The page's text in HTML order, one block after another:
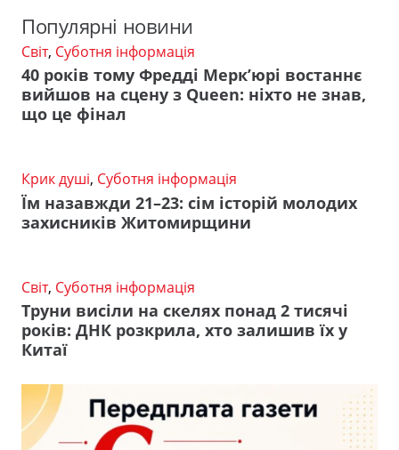
Популярні новини
Світ, Суботня інформація
40 років тому Фредді Мерк’юрі востаннє
вийшов на сцену з Queen: ніхто не знав,
що це фінал
Крик душі, Суботня інформація
Їм назавжди 21–23: сім історій молодих
захисників Житомирщини
Світ, Суботня інформація
Труни висіли на скелях понад 2 тисячі
років: ДНК розкрила, хто залишив їх у
Китаї